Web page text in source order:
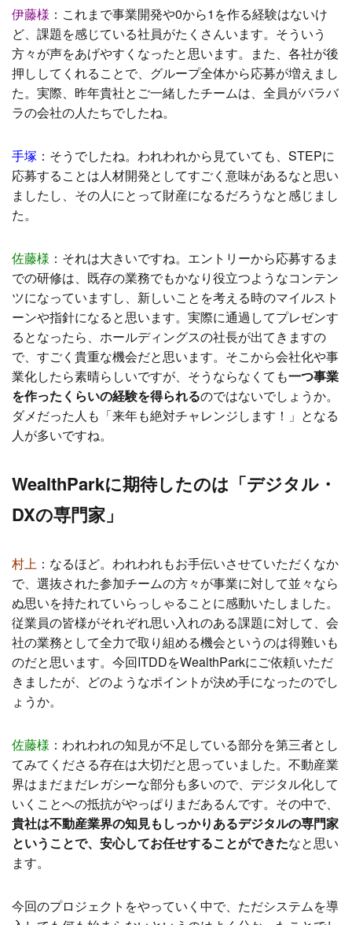
伊藤様 ： これまで事業開発や0から1を作る経験はないけ
ど、課題を感じている社員がたくさんいます。そういう
方々が声をあげやすくなったと思います。
また、各社が後
押ししてくれることで、グループ全体から応募が増えまし
た。実際、昨年貴社とご一緒したチームは、全員がバラバ
ラの会社の人たちでしたね。
手塚 ： そうでしたね。われわれから見ていても、STEPに
応募することは人材開発としてすごく意味があるなと思い
ましたし、その人にとって財産になるだろうなと感じまし
た。
佐藤様 ： それは大きいですね。エントリーから応募するま
での研修は、既存の業務でもかなり役立つようなコンテン
ツになっていますし、新しいことを考える時のマイルスト
ーンや指針になると思います。 実際に通過してプレゼンす
るとなったら、ホールディングスの社長が出てきますの
で、すごく貴重な機会だと思います。そこから会社化や事
業化したら素晴らしいですが、そうならなくても一つ事業
を作ったくらいの経験を得られるのではないでしょうか。
ダメだった人も「来年も絶対チャレンジします！」となる
人が多いですね。
WealthParkに期待したのは「デジタル・
DXの専門家」
村上 ： なるほど。われわれもお手伝いさせていただくなか
で、選抜された参加チームの方々が事業に対して並々なら
ぬ思いを持たれていらっしゃることに感動いたしました。
従業員の皆様がそれぞれ思い入れのある課題に対して、会
社の業務として全力で取り組める機会というのは得難いも
のだと思います。 今回ITDDをWealthParkにご依頼いただ
きましたが、どのようなポイントが決め手になったのでし
ょうか。
佐藤様 ： われわれの知見が不足している部分を第三者とし
てみてくださる存在は大切だと思っていました。不動産業
界はまだまだレガシーな部分も多いので、デジタル化して
いくことへの抵抗がやっぱりまだあるんです。その中で、
貴社は不動産業界の知見もしっかりあるデジタルの専門家
ということで、安心してお任せすることができたなと思い
ます。
今回のプロジェクトをやっていく中で、ただシステムを導